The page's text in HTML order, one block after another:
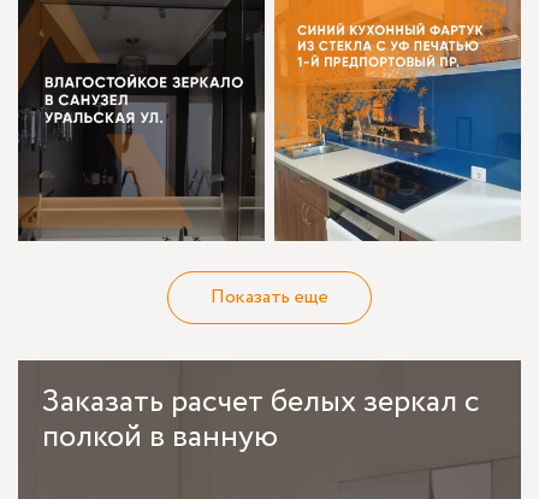
Показать еще
Заказать расчет белых зеркал с
полкой в ванную